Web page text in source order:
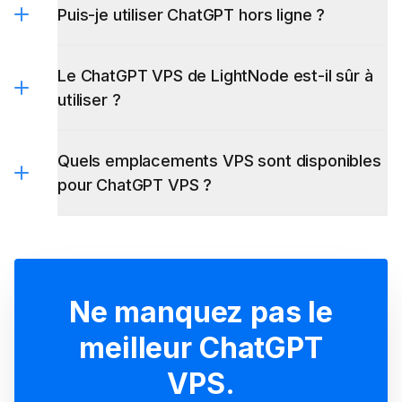
Puis-je utiliser ChatGPT hors ligne ?
Le ChatGPT VPS de LightNode est-il sûr à
utiliser ?
Quels emplacements VPS sont disponibles
pour ChatGPT VPS ?
Ne manquez pas le
meilleur ChatGPT
VPS.